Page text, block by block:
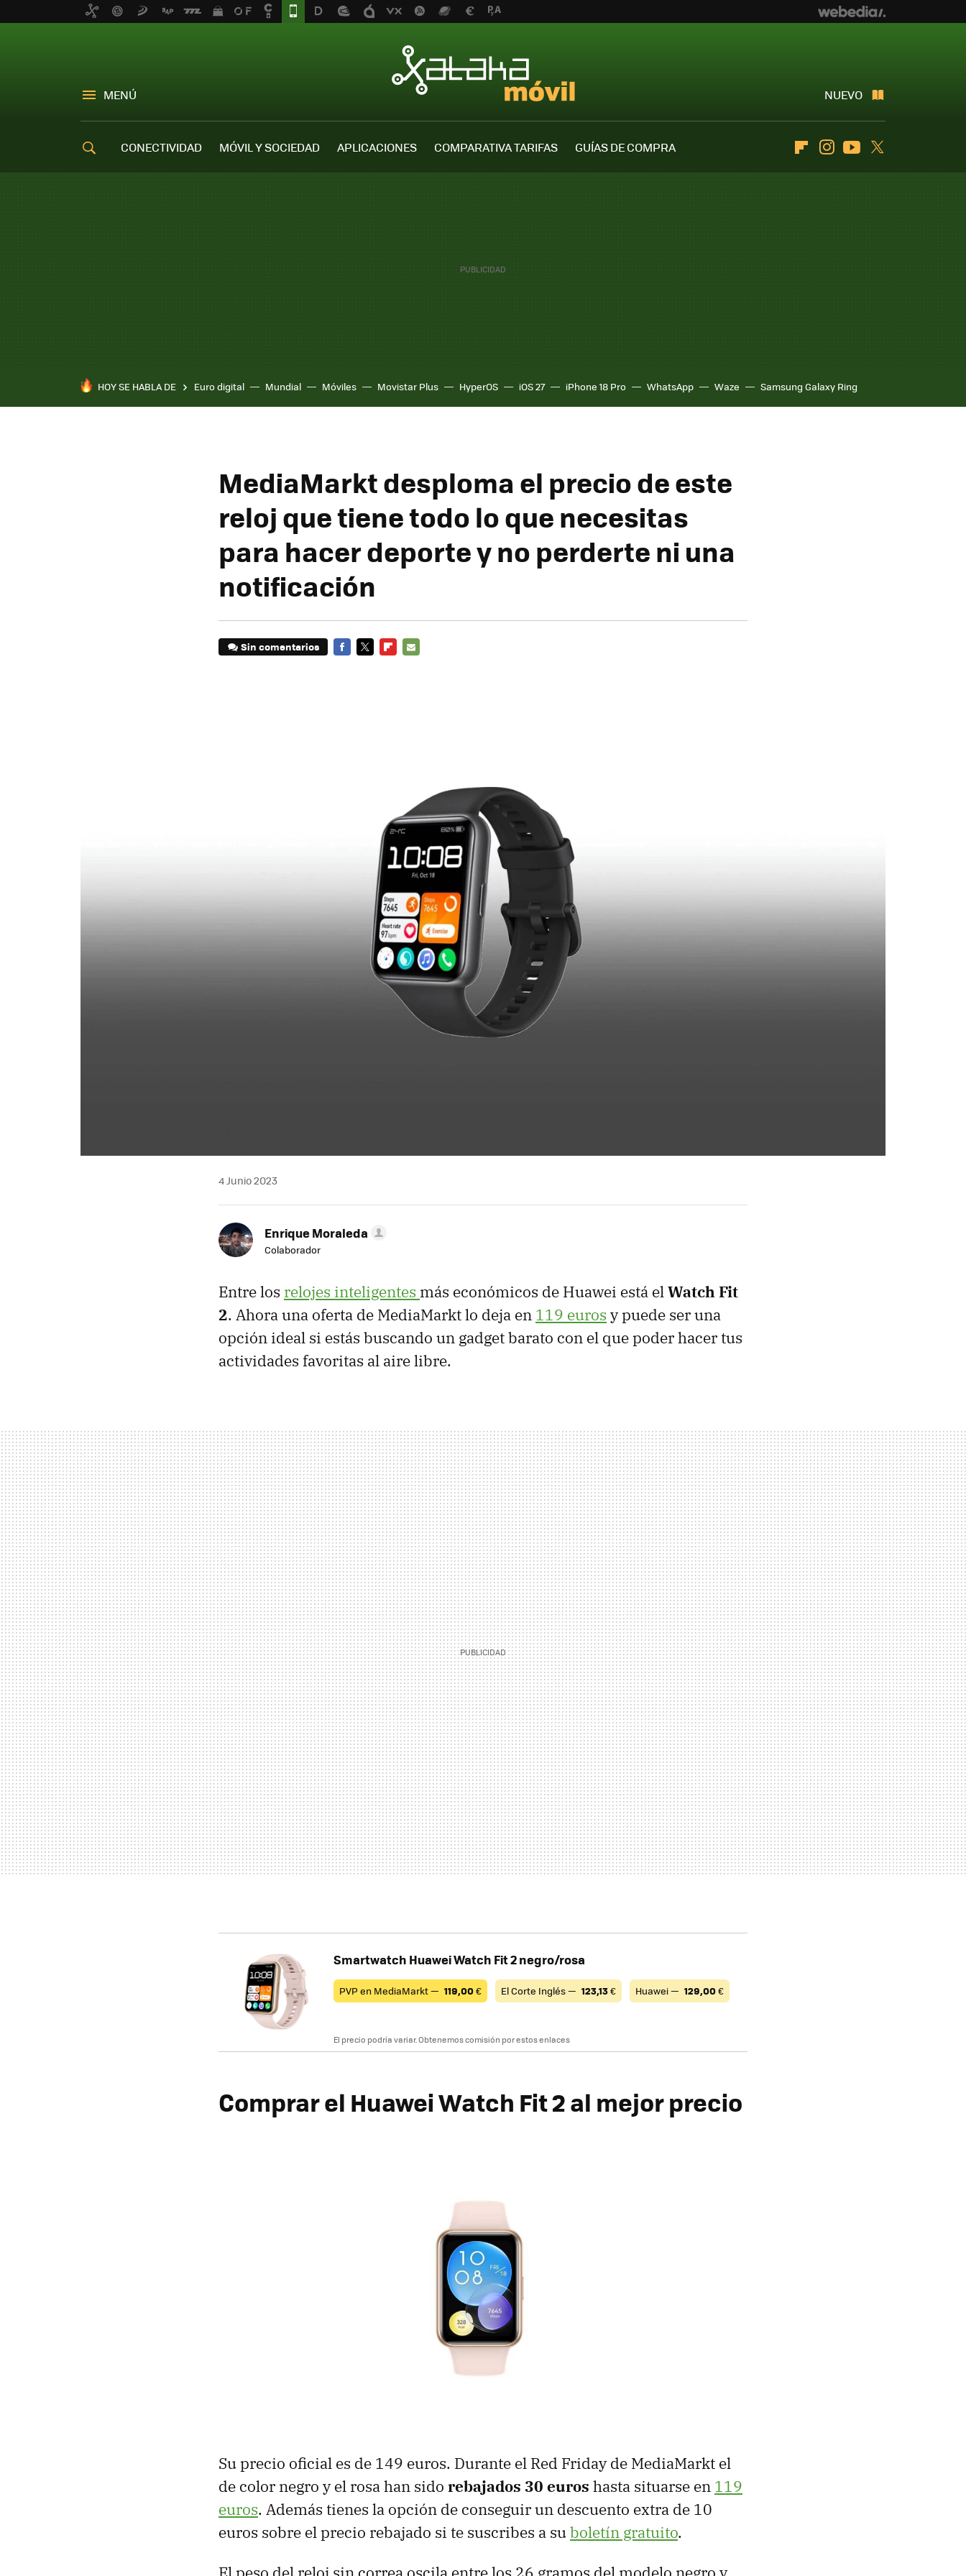
MENÚ NUEVO
CONECTIVIDAD MÓVIL Y SOCIEDAD APLICACIONES COMPARATIVA TARIFAS
GUÍAS DE COMPRA
FlipboardInstagramYoutube
HOY SE HABLA DE Euro digital Mundial Móviles Movistar Plus HyperOS iOS 27 iPhone 18 Pro WhatsApp Waze Samsung Galaxy Ring
MediaMarkt desploma el precio de este
reloj que tiene todo lo que necesitas
para hacer deporte y no perderte ni una
notificación
Sin comentarios
4 Junio 2023
Enrique Moraleda
Colaborador
Entre los relojes inteligentes más económicos de Huawei está elWatch Fit
2. Ahora una oferta de MediaMarkt lo deja en 119 euros y puede ser una
opción ideal si estás buscando un gadget barato con el que poder hacer tus
actividades favoritas al aire libre.
Smartwatch Huawei Watch Fit 2 negro/rosa
PVP en MediaMarkt — 119,00€ El Corte Inglés — 123,13€ Huawei — 129,00€
El precio podría variar. Obtenemos comisión por estos enlaces
Comprar el Huawei Watch Fit 2 al mejor precio
Su precio oficial es de 149 euros. Durante el Red Friday de MediaMarkt el
de color negro y el rosa han sido rebajados 30 euros hasta situarse en 119
euros. Además tienes la opción de conseguir un descuento extra de 10
euros sobre el precio rebajado si te suscribes a suboletín gratuito.